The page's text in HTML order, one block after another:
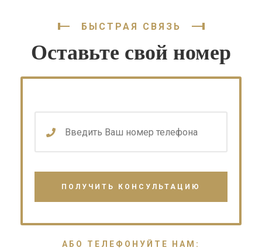
БЫСТРАЯ СВЯЗЬ
Оставьте свой номер
АБО ТЕЛЕФОНУЙТЕ НАМ: